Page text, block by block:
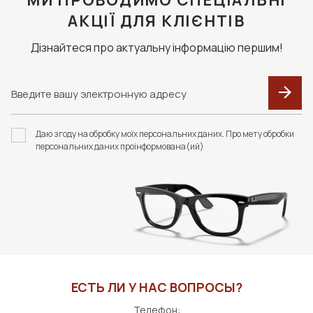
F106 ФУТЛЯР З
СЕРВЕТКОЮ FASHION
STYLE
F023 В КОЛЬОРАХ.
FASHION STYLE
В КОРЗИНУ
касается и цветных линз.
АКЦІЇ ДЛЯ КЛІЄНТІВ
Дізнайтеся про актуальну інформацію першим!
Даю згоду на обробку моїх персональних даних. Про мету обробки
персональних даних проінформована(ий)
ЕСТЬ ЛИ У НАС ВОПРОСЫ?
Телефон: